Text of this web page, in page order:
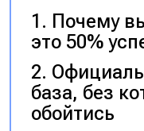
Почему
это 50%
база, без
обойтись